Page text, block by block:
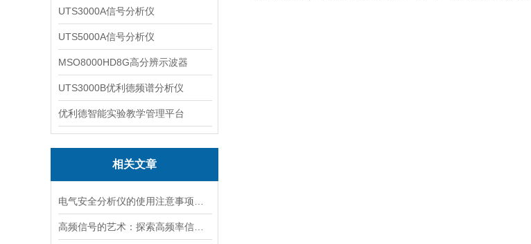
UTS3000A信号分析仪
UTS5000A信号分析仪
MSO8000HD8G高分辨示波器
UTS3000B优利德频谱分析仪
优利德智能实验教学管理平台
相关文章